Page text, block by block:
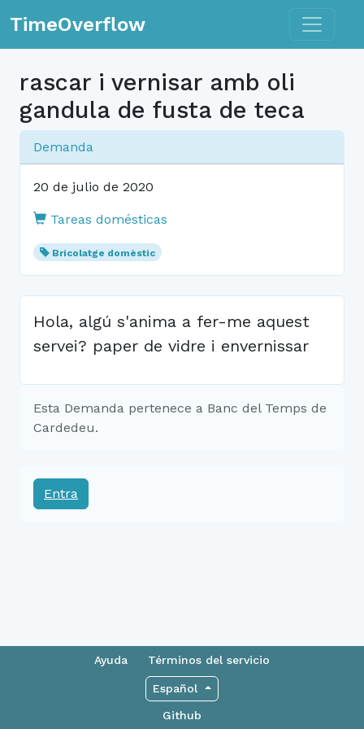
TimeOverflow Toggle
rascar i vernisar amb oli
gandula de fusta de teca
Demanda
20 de julio de 2020
Tareas domésticas
Bricolatge domèstic
Hola, algú s'anima a fer-me aquest
servei? paper de vidre i envernissar
Esta Demanda pertenece a Banc del Temps de
Cardedeu.
Entra
Ayuda Términos del servicio
Español
Github